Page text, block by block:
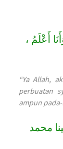
أَعْلَمُ ،
“Ya Allah,
perbuatan
ampun
محمد